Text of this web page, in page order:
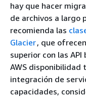
hay que hacer
de archivos a largo
recomienda las
Glacier, que
superior con las API
AWS disponibilidad
integración de
capacidades,